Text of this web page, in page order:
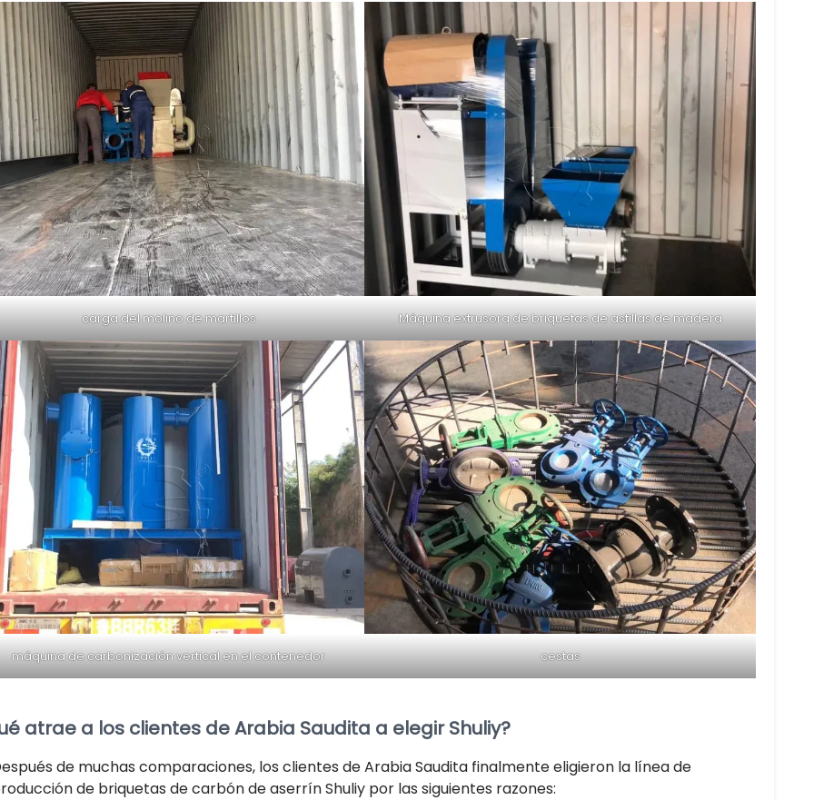
carga del molino de martillos Máquina extrusora de briquetas de astillas de madera
máquina de carbonización vertical en el contenedor cestas
atrae a los clientes de Arabia Saudita a elegir Shuliy?
de muchas comparaciones, los clientes de Arabia Saudita finalmente eligieron la línea de
de briquetas de carbón de aserrín Shuliy por las siguientes razones: